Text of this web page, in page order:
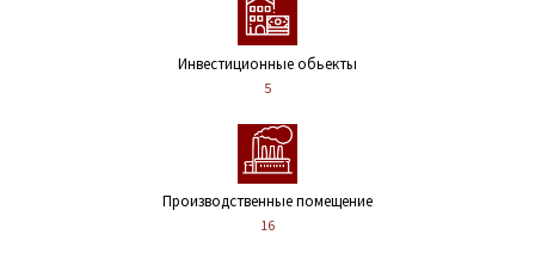
Инвестиционные обьекты
5
Производственные помещение
16